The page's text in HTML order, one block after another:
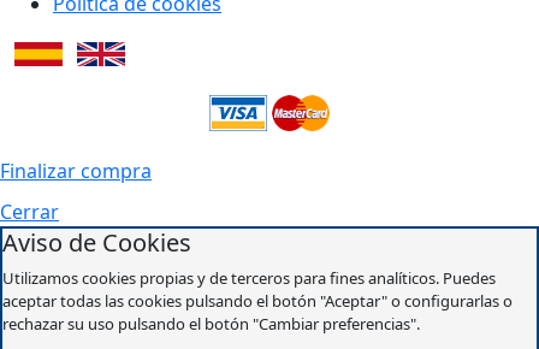
Finalizar compra
Cerrar
Aviso de Cookies
Utilizamos cookies propias y de terceros para fines analíticos. Puedes
aceptar todas las cookies pulsando el botón "Aceptar" o configurarlas o
rechazar su uso pulsando el botón "Cambiar preferencias".